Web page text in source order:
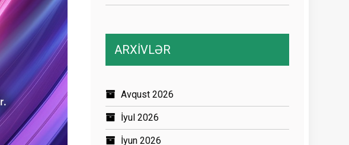
ARXİVLƏR
Avqust 2026
İyul 2026
İyun 2026